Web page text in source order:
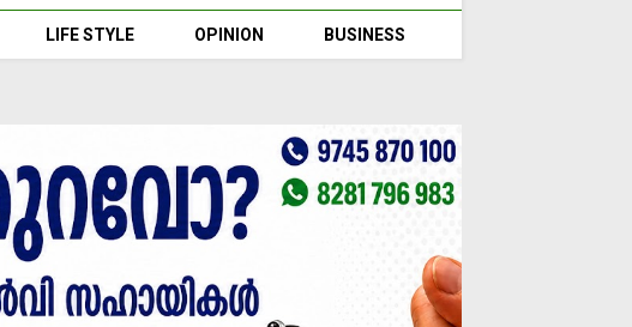
LIFE STYLE OPINION BUSINESS